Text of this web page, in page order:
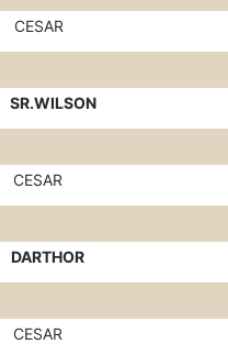
CESAR
SR.WILSON
CESAR
DARTHOR
CESAR